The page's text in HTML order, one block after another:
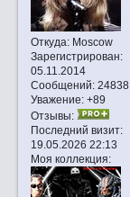
Откуда:Moscow
Зарегистрирован:
05.11.2014
Сообщений:24838
Уважение: +89
Отзывы:
Последний визит:
19.05.2026 22:13
Моя коллекция: